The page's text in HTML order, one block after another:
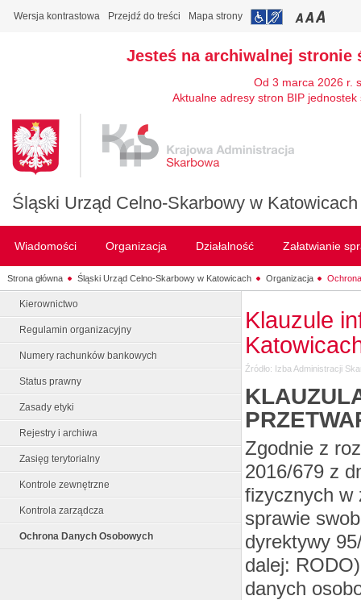
Wersja kontrastowa Przejdź do treści Mapa strony
Jesteś na archiwalnej
Od 3 marca 2026 r.
Aktualne adresy stron BIP
Śląski Urząd Celno-Skarbowy w Katowicach
Wiadomości Organizacja Działalność Załatwianie
Strona główna Śląski Urząd Celno-Skarbowy w Katowicach Organizacja
Kierownictwo
Regulamin organizacyjny
Numery rachunków bankowych
Status prawny
Zasady etyki
Rejestry i archiwa
Zasięg terytorialny
Kontrole zewnętrzne
Kontrola zarządcza
Ochrona Danych Osobowych
Klauzule
Źródło: Izba Administracji
Zgodnie z
2016/679 z
fizycznych w
sprawie
dyrektywy
dalej:
danych